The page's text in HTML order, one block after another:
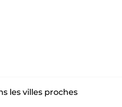
les villes proches